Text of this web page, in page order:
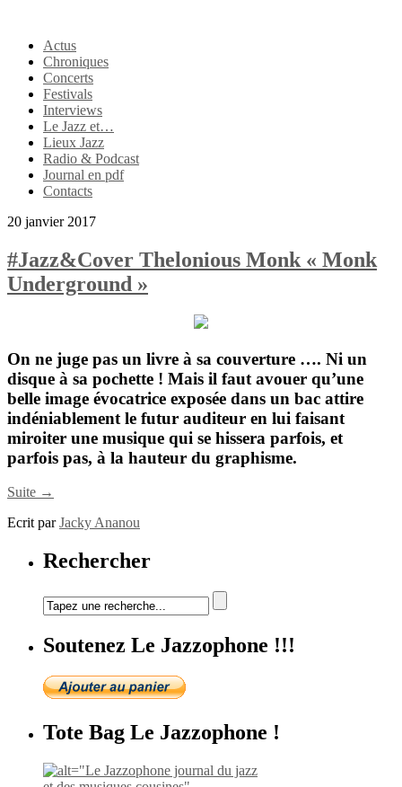
Actus
Chroniques
Concerts
Festivals
Interviews
Le Jazz et…
Lieux Jazz
Radio & Podcast
Journal en pdf
Contacts
20 janvier 2017
#Jazz&Cover Thelonious Monk « Monk
Underground »
On ne juge pas un livre à sa couverture …. Ni un
disque à sa pochette ! Mais il faut avouer qu’une
belle image évocatrice exposée dans un bac attire
indéniablement le futur auditeur en lui faisant
miroiter une musique qui se hissera parfois, et
parfois pas, à la hauteur du graphisme.
Suite →
Ecrit parJacky Ananou
Rechercher
Soutenez Le Jazzophone !!!
Tote Bag Le Jazzophone !